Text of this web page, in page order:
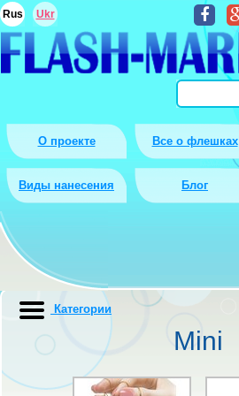
О проекте Все о флешках
Виды нанесения Блог
Rus Ukr
Mini
Категории